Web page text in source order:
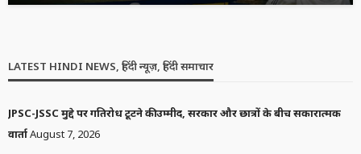
LATEST HINDI NEWS, हिंदी न्यूज़, हिंदी समाचार
JPSC-JSSC मुद्दे पर गतिरोध टूटने की उम्मीद, सरकार और छात्रों के बीच सकारात्मक
वार्ताAugust 7, 2026